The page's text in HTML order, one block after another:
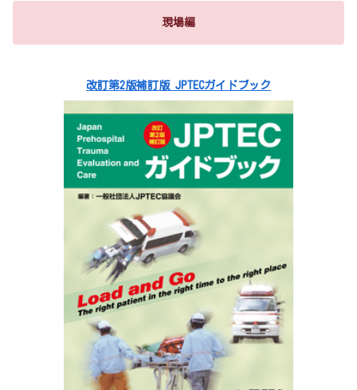
現場編
改訂第2版補訂版 JPTECガイドブック